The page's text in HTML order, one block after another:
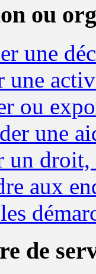
ou
une
une
ou
une
un droit,
aux
de